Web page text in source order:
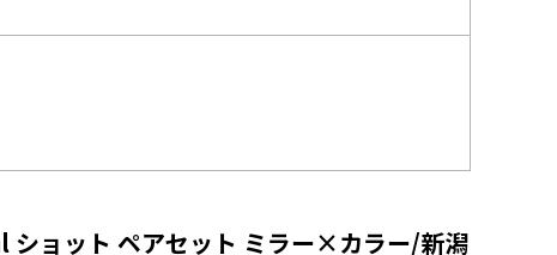
ショット ペアセット ミラー×カラー/新潟